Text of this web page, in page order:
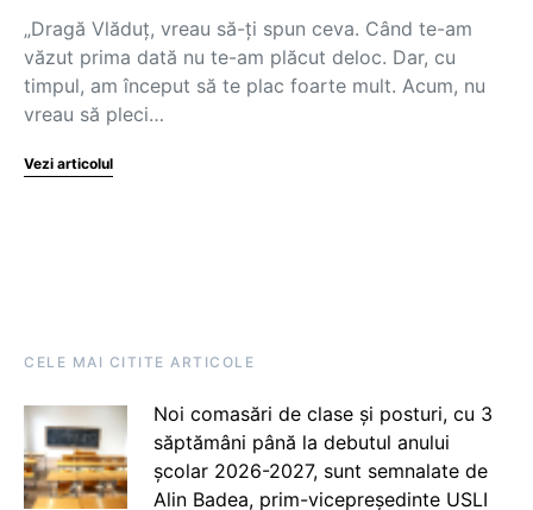
„Dragă Vlăduț, vreau să-ți spun ceva. Când te-am
văzut prima dată nu te-am plăcut deloc. Dar, cu
timpul, am început să te plac foarte mult. Acum, nu
vreau să pleci…
Vezi articolul
CELE MAI CITITE ARTICOLE
Noi comasări de clase și posturi, cu 3
săptămâni până la debutul anului
școlar 2026-2027, sunt semnalate de
Alin Badea, prim-vicepreședinte USLI